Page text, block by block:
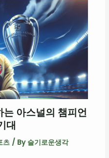
아스널의 챔피언
대
츠/ By 슬기로운생각